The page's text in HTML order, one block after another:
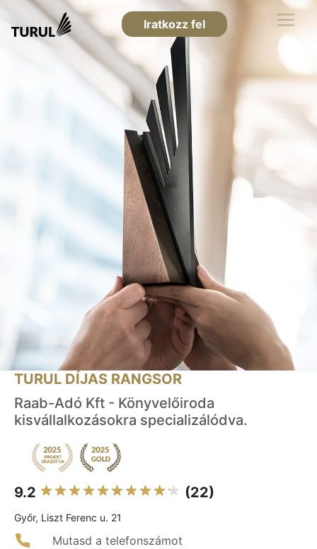
Iratkozz fel
TURUL DÍJAS RANGSOR
Raab-Adó Kft - Könyvelőiroda
kisvállalkozásokra specializálódva.
9.2 (22)
Győr, Liszt Ferenc u. 21
Mutasd a telefonszámot